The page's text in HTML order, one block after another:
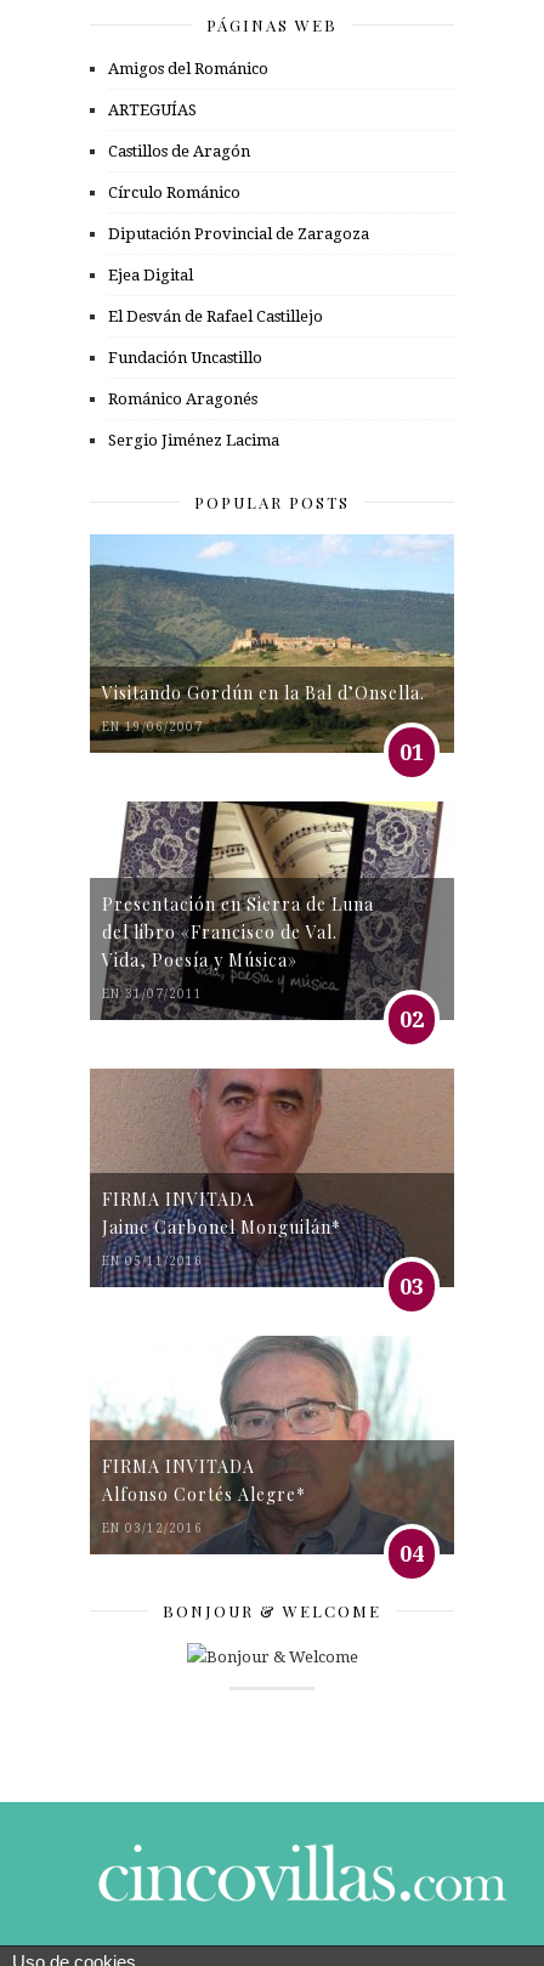
PÁGINAS WEB
Amigos del Románico
ARTEGUÍAS
Castillos de Aragón
Círculo Románico
Diputación Provincial de Zaragoza
Ejea Digital
El Desván de Rafael Castillejo
Fundación Uncastillo
Románico Aragonés
Sergio Jiménez Lacima
POPULAR POSTS
Visitando Gordún en la Bal d’Onsella.
EN 19/06/2007
01
Presentación en Sierra de Luna
del libro «Francisco de Val.
Vida, Poesía y Música»
EN 31/07/2011
02
FIRMA INVITADA
Jaime Carbonel Monguilán*
EN 05/11/2016
03
FIRMA INVITADA
Alfonso Cortés Alegre*
EN 03/12/2016
04
BONJOUR & WELCOME
Uso de cookies